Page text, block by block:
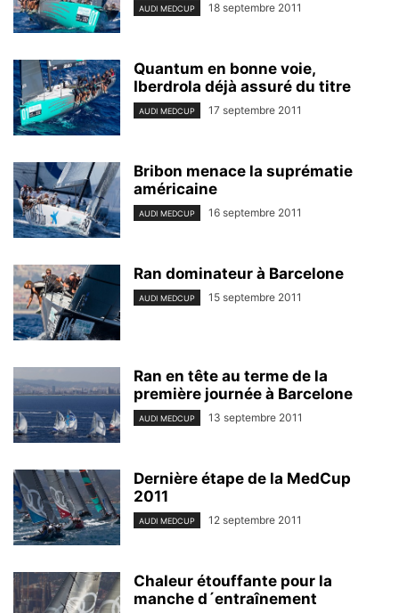
AUDI MEDCUP 18 septembre 2011
Quantum en bonne voie,
Iberdrola déjà assuré du titre
AUDI MEDCUP 17 septembre 2011
Bribon menace la suprématie
américaine
AUDI MEDCUP 16 septembre 2011
Ran dominateur à Barcelone
AUDI MEDCUP 15 septembre 2011
Ran en tête au terme de la
première journée à Barcelone
AUDI MEDCUP 13 septembre 2011
Dernière étape de la MedCup
2011
AUDI MEDCUP 12 septembre 2011
Chaleur étouffante pour la
manche d´entraînement